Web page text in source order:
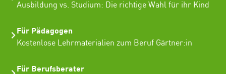
Ausbildung vs. Studium: Die richtige Wahl für ihr Kind
Für Pädagogen
Kostenlose Lehrmaterialien zum Beruf Gärtner:in
Für Berufsberater